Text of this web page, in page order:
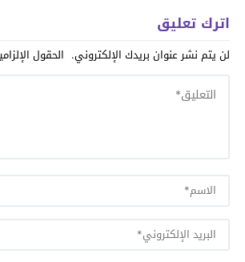
اترك تعليق
لن يتم نشر عنوان بريدك الإلكتروني. الحقول